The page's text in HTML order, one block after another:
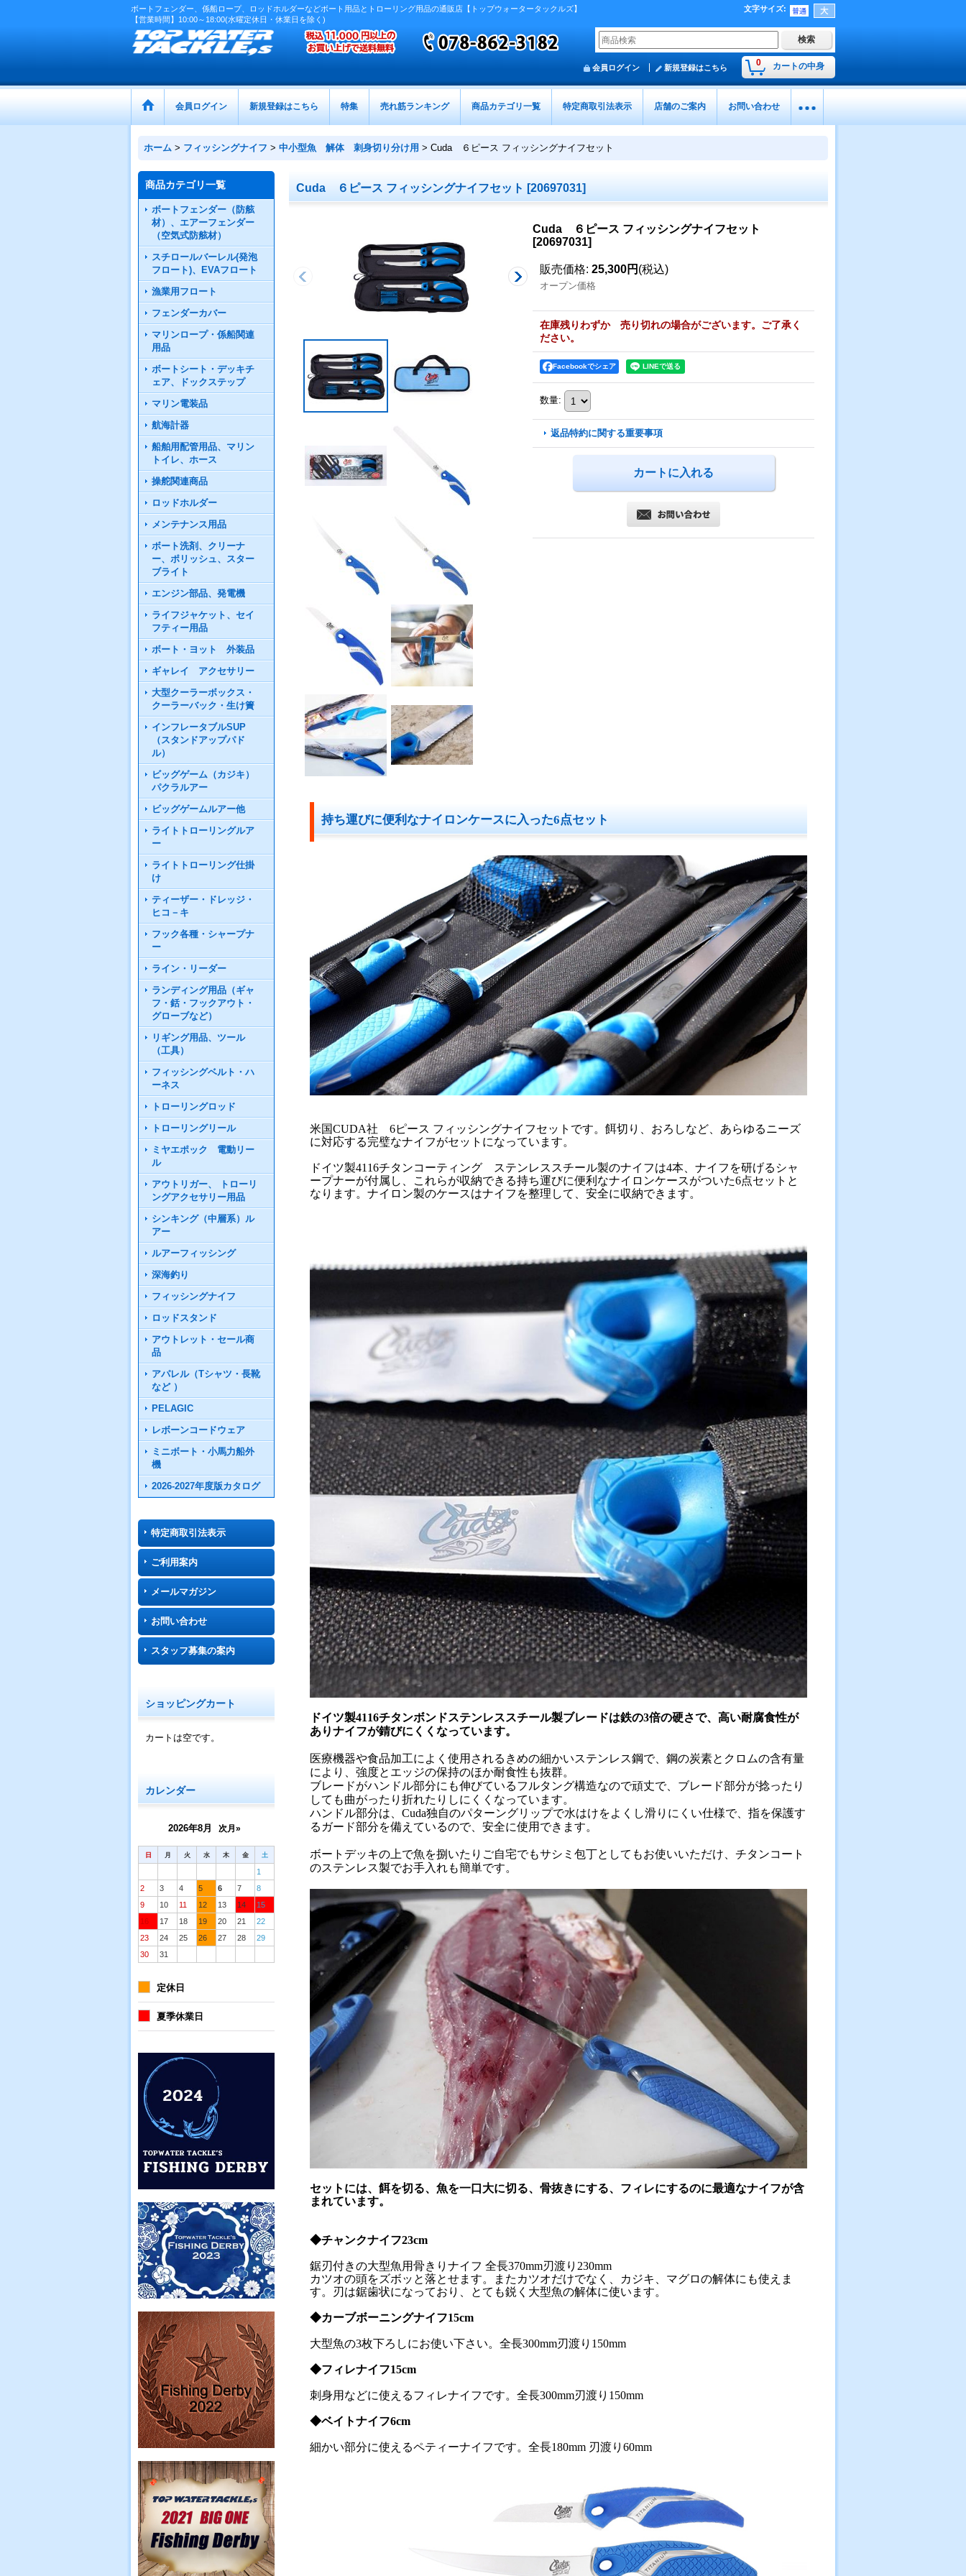
ボートフェンダー、係船ロープ、ロッドホルダーなどボート用品とトローリング用品の通販店【トップウォータータックルズ】
【営業時間】10:00～18:00(水曜定休日・休業日を除く)
文字サイズ:
0 カートの中身
会員ログイン 新規登録はこちら
会員ログイン 新規登録はこちら 特集 売れ筋ランキング 商品カテゴリ一覧 特定商取引法表示 店舗のご案内 お問い合わせ
ホーム > フィッシングナイフ > 中小型魚 解体 刺身切り分け用 > Cuda ６ピース フィッシングナイフセット
商品カテゴリ一覧
ボートフェンダー（防舷
材）、エアーフェンダー
（空気式防舷材）
スチロールバーレル(発泡
フロート)、EVAフロート
漁業用フロート
フェンダーカバー
マリンロープ・係船関連
用品
ボートシート・デッキチ
ェア、ドックステップ
マリン電装品
航海計器
船舶用配管用品、マリン
トイレ、ホース
操舵関連商品
ロッドホルダー
メンテナンス用品
ボート洗剤、クリーナ
ー、ポリッシュ、スター
ブライト
エンジン部品、発電機
ライフジャケット、セイ
フティー用品
ボート・ヨット 外装品
ギャレイ アクセサリー
大型クーラーボックス・
クーラーバック・生け簀
インフレータブルSUP
（スタンドアップパド
ル）
ビッグゲーム（カジキ）
パクラルアー
ビッグゲームルアー他
ライトトローリングルア
ー
ライトトローリング仕掛
け
ティーザー・ドレッジ・
ヒコ－キ
フック各種・シャープナ
ー
ライン・リーダー
ランディング用品（ギャ
フ・銛・フックアウト・
グローブなど）
リギング用品、ツール
（工具）
フィッシングベルト・ハ
ーネス
トローリングロッド
トローリングリール
ミヤエポック 電動リー
ル
アウトリガー、 トローリ
ングアクセサリー用品
シンキング（中層系）ル
アー
ルアーフィッシング
深海釣り
フィッシングナイフ
ロッドスタンド
アウトレット・セール商
品
アパレル（Tシャツ・長靴
など ）
PELAGIC
レボーンコードウェア
ミニボート・小馬力船外
機
2026-2027年度版カタログ
特定商取引法表示
ご利用案内
メールマガジン
お問い合わせ
スタッフ募集の案内
ショッピングカート
カートは空です。
カレンダー
2026年8月 次月»
日 月 火 水 木 金 土
1
2
3 4 5 6 7
8
9
10 11 12 13 14
15
16
17 18 19 20 21
22
23
24 25 26 27 28
29
30
31
定休日
夏季休業日
Cuda ６ピース フィッシングナイフセット [20697031]
Cuda ６ピース フィッシングナイフセット
[20697031]
販売価格: 25,300円 (税込)
オープン価格
在庫残りわずか 売り切れの場合がございます。ご了承く
ださい。
Facebookでシェア
数量:
返品特約に関する重要事項
持ち運びに便利なナイロンケースに入った6点セット
米国CUDA社 6ピース フィッシングナイフセットです。餌切り、おろしなど、あらゆるニーズ
に対応する完璧なナイフがセットになっています。
ドイツ製4116チタンコーティング ステンレススチール製のナイフは4本、ナイフを研げるシャ
ープナーが付属し、これらが収納できる持ち運びに便利なナイロンケースがついた6点セットと
なります。ナイロン製のケースはナイフを整理して、安全に収納できます。
ドイツ製4116チタンボンドステンレススチール製ブレードは鉄の3倍の硬さで、高い耐腐食性が
ありナイフが錆びにくくなっています。
医療機器や食品加工によく使用されるきめの細かいステンレス鋼で、鋼の炭素とクロムの含有量
により、強度とエッジの保持のほか耐食性も抜群。
ブレードがハンドル部分にも伸びているフルタング構造なので頑丈で、ブレード部分が捻ったり
しても曲がったり折れたりしにくくなっています。
ハンドル部分は、Cuda独自のパターングリップで水はけをよくし滑りにくい仕様で、指を保護す
るガード部分を備えているので、安全に使用できます。
ボートデッキの上で魚を捌いたりご自宅でもサシミ包丁としてもお使いいただけ、チタンコート
のステンレス製でお手入れも簡単です。
セットには、餌を切る、魚を一口大に切る、骨抜きにする、フィレにするのに最適なナイフが含
まれています。
◆チャンクナイフ23cm
鋸刃付きの大型魚用骨きりナイフ 全長370mm刃渡り230mm
カツオの頭をズボッと落とせます。またカツオだけでなく、カジキ、マグロの解体にも使えま
す。刃は鋸歯状になっており、とても鋭く大型魚の解体に使います。
◆カーブボーニングナイフ15cm
大型魚の3枚下ろしにお使い下さい。全長300mm刃渡り150mm
◆フィレナイフ15cm
刺身用などに使えるフィレナイフです。全長300mm刃渡り150mm
◆ベイトナイフ6cm
細かい部分に使えるペティーナイフです。全長180mm 刃渡り60mm